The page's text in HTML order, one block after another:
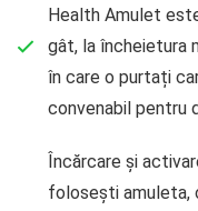
Health Amulet
gât, la încheietura
în care o purtați
convenabil pentru
Încărcare și
folosești amuleta,